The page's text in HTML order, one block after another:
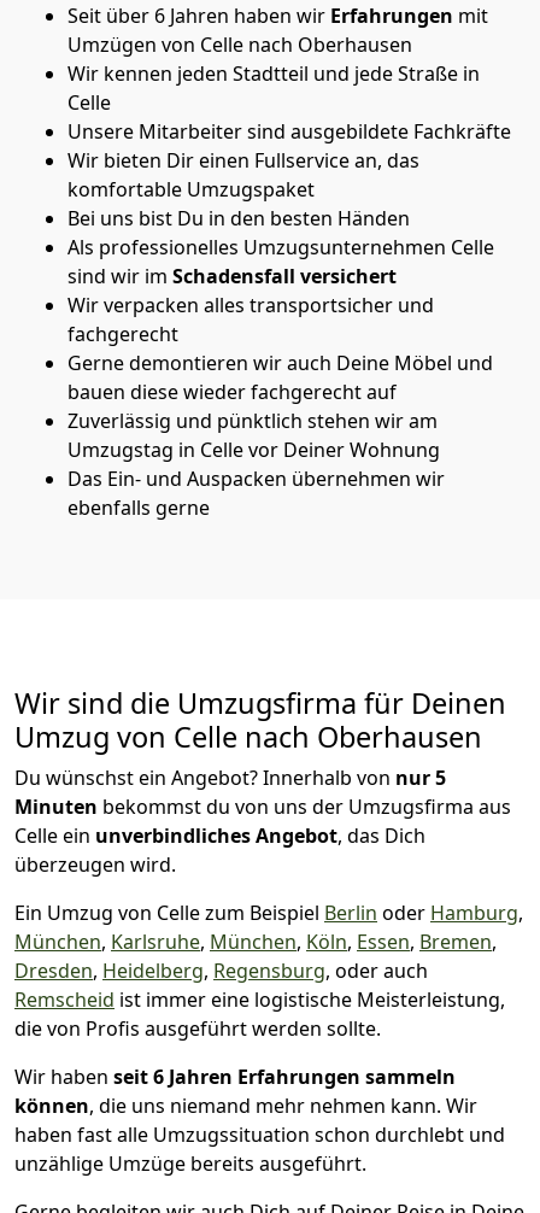
Seit über 6 Jahren haben wir Erfahrungen mit
Umzügen von Celle nach Oberhausen
Wir kennen jeden Stadtteil und jede Straße in
Celle
Unsere Mitarbeiter sind ausgebildete Fachkräfte
Wir bieten Dir einen Fullservice an, das
komfortable Umzugspaket
Bei uns bist Du in den besten Händen
Als professionelles Umzugsunternehmen Celle
sind wir im Schadensfall versichert
Wir verpacken alles transportsicher und
fachgerecht
Gerne demontieren wir auch Deine Möbel und
bauen diese wieder fachgerecht auf
Zuverlässig und pünktlich stehen wir am
Umzugstag in Celle vor Deiner Wohnung
Das Ein- und Auspacken übernehmen wir
ebenfalls gerne
Wir sind die Umzugsfirma für Deinen
Umzug von Celle nach Oberhausen
Du wünschst ein Angebot? Innerhalb von nur 5
Minuten bekommst du von uns der Umzugsfirma aus
Celle ein unverbindliches Angebot, das Dich
überzeugen wird.
Ein Umzug von Celle zum Beispiel Berlin oder Hamburg,
München, Karlsruhe, München, Köln, Essen, Bremen,
Dresden, Heidelberg, Regensburg, oder auch
Remscheid ist immer eine logistische Meisterleistung,
die von Profis ausgeführt werden sollte.
Wir haben seit6 Jahren Erfahrungen sammeln
können, die uns niemand mehr nehmen kann. Wir
haben fast alle Umzugssituation schon durchlebt und
unzählige Umzüge bereits ausgeführt.